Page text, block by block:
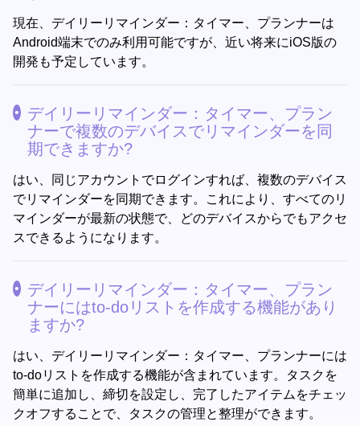
現在、デイリーリマインダー：タイマー、プランナーは
Android端末でのみ利用可能ですが、近い将来にiOS版の
開発も予定しています。
デイリーリマインダー：タイマー、プラン
ナーで複数のデバイスでリマインダーを同
期できますか?
はい、同じアカウントでログインすれば、複数のデバイス
でリマインダーを同期できます。これにより、すべてのリ
マインダーが最新の状態で、どのデバイスからでもアクセ
スできるようになります。
デイリーリマインダー：タイマー、プラン
ナーにはto-doリストを作成する機能があり
ますか?
はい、デイリーリマインダー：タイマー、プランナーには
to-doリストを作成する機能が含まれています。タスクを
簡単に追加し、締切を設定し、完了したアイテムをチェッ
クオフすることで、タスクの管理と整理ができます。